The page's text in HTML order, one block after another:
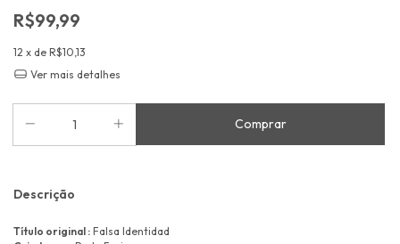
R$99,99
12 x de R$10,13
Ver mais detalhes
Descrição
Título original : Falsa Identidad